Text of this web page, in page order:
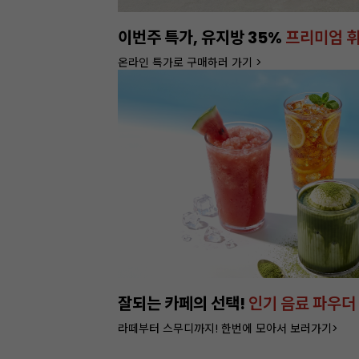
이번주 특가, 유지방 35% 프리미엄
온라인 특가로 구매하러 가기 >
잘되는 카페의 선택! 인기 음료 파우더
라떼부터 스무디까지! 한번에 모아서 보러가기>